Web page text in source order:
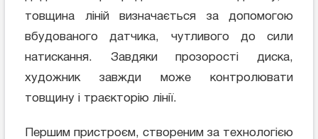
товщина ліній визначається за допомогою
вбудованого датчика, чутливого до сили
натискання. Завдяки прозорості диска,
художник завжди може контролювати
товщину і траєкторію лінії.
Першим пристроєм, створеним за технологією